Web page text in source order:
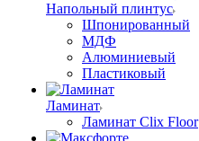
Напольный плинтус
Шпонированный
МДФ
Алюминиевый
Пластиковый
Ламинат
Ламинат Clix Floor